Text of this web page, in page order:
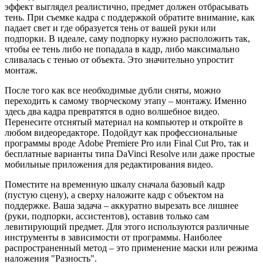
эффект выглядел реалистично, предмет должен отбрасывать
тень. При съемке кадра с поддержкой обратите внимание, как
падает свет и где образуется тень от вашей руки или
подпорки. В идеале, саму подпорку нужно расположить так,
чтобы ее тень либо не попадала в кадр, либо максимально
сливалась с тенью от объекта. Это значительно упростит
монтаж.
После того как все необходимые дубли сняты, можно
переходить к самому творческому этапу – монтажу. Именно
здесь два кадра превратятся в одно волшебное видео.
Перенесите отснятый материал на компьютер и откройте в
любом видеоредакторе. Подойдут как профессиональные
программы вроде Adobe Premiere Pro или Final Cut Pro, так и
бесплатные варианты типа DaVinci Resolve или даже простые
мобильные приложения для редактирования видео.
Поместите на временную шкалу сначала базовый кадр
(пустую сцену), а сверху наложите кадр с объектом на
поддержке. Ваша задача – аккуратно вырезать все лишнее
(руки, подпорки, ассистентов), оставив только сам
левитирующий предмет. Для этого используются различные
инструменты в зависимости от программы. Наиболее
распространенный метод – это применение маски или режима
наложения "Разность".